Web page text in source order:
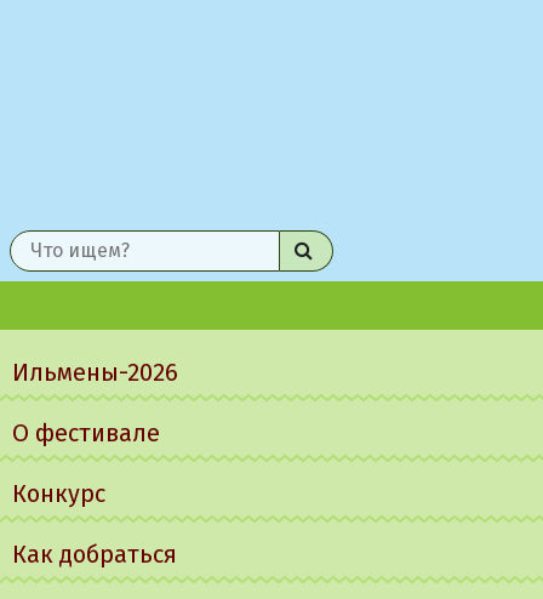
Найти
меню
Ильмены-2026
О фестивале
Конкурс
Как добраться